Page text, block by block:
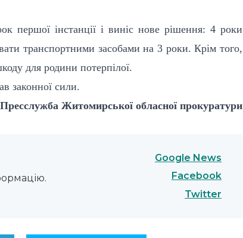
першої інстанції і виніс нове рішення: 4 роки
транспортними засобами на 3 роки. Крім того,
для родини потерпілої.
законної сили.
Пресслужба Житомирської обласної прокуратури
Google News
Facebook
Twitter